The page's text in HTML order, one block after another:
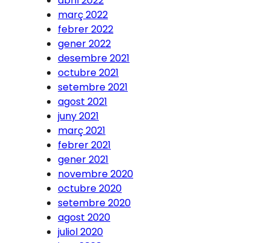
març 2022
febrer 2022
gener 2022
desembre 2021
octubre 2021
setembre 2021
agost 2021
juny 2021
març 2021
febrer 2021
gener 2021
novembre 2020
octubre 2020
setembre 2020
agost 2020
juliol 2020